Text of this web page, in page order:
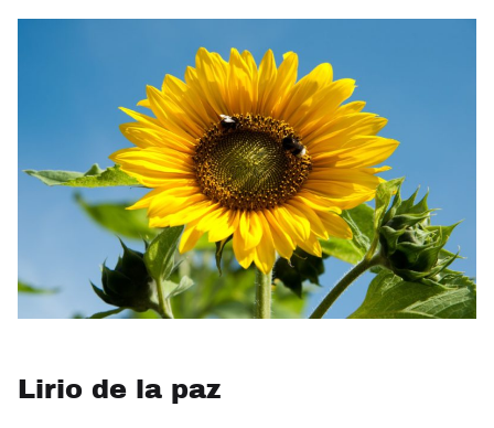
Lirio de la paz